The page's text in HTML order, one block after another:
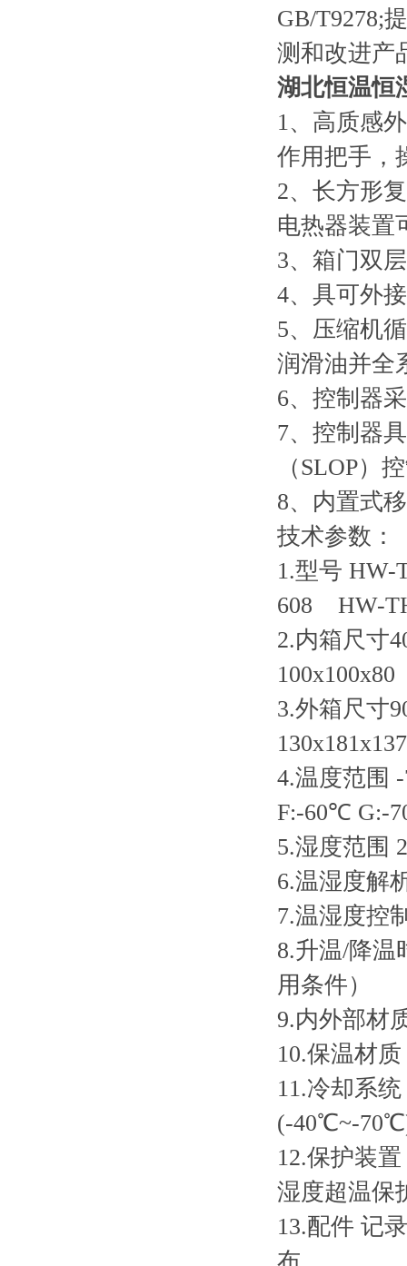
GB/T9278;
测和改进产
湖北恒温恒
1、高质感
作用把手，
2、长方形
电热器装置
3、箱门双
4、具可外
5、压缩机
润滑油并全
6、控制器
7、控制器
（SLOP）
8、内置式
技术参数：
1.型号
608 HW-
2.内箱尺寸
3.外箱尺寸
4.温度范
F:-60℃ G:-
5.湿度范围
6.温湿度解
7.温湿度控
8.升温/降
用条件）
9.内外部材
10.保温材
11.冷却系
(-40℃~-
12.保护装
湿度超温保
13.配件 记